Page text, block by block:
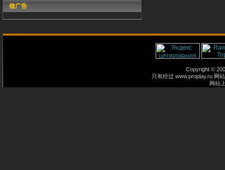
做广告
Copyright ©
只有经过 www.proplay.ru 网
网站